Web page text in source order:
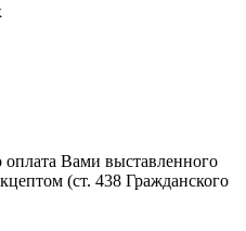
Вами выставленного
(ст. 438 Гражданского